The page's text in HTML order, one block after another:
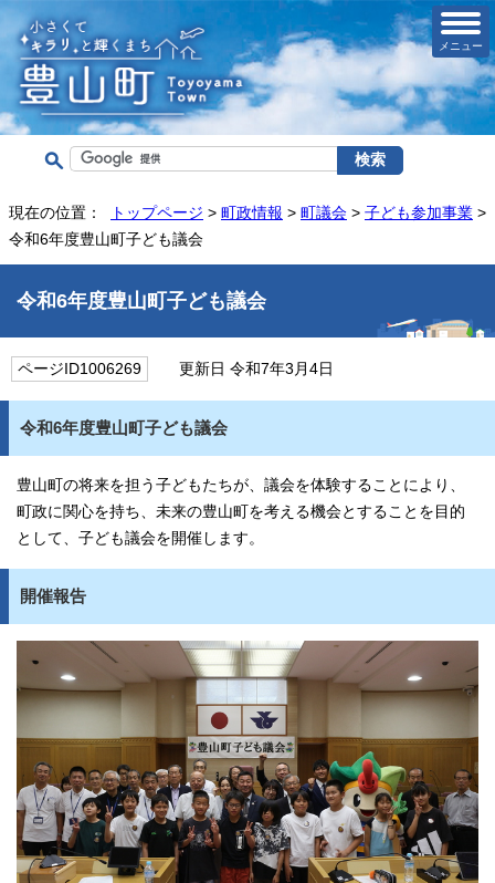
メニュー
現在の位置： トップページ > 町政情報 > 町議会 > 子ども参加事業 >
令和6年度豊山町子ども議会
令和6年度豊山町子ども議会
ページID1006269 更新日 令和7年3月4日
令和6年度豊山町子ども議会
豊山町の将来を担う子どもたちが、議会を体験することにより、
町政に関心を持ち、未来の豊山町を考える機会とすることを目的
として、子ども議会を開催します。
開催報告